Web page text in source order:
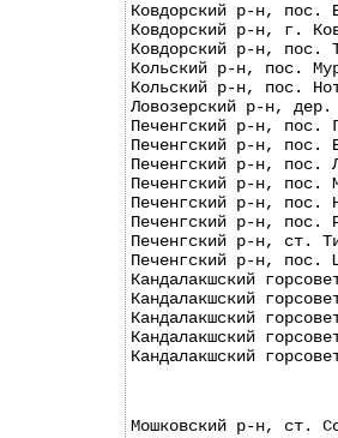
Ковдорский р-н,
Ковдорский р-н,
Ковдорский р-н,
Кольский р-н,
Кольский р-н,
Ловозерский р-н,
Печенгский р-н,
Печенгский р-н,
Печенгский р-н,
Печенгский р-н,
Печенгский р-н,
Печенгский р-н,
Печенгский р-н,
Печенгский р-н,
Кандалакшский
Кандалакшский
Кандалакшский
Кандалакшский
Кандалакшский
Мошковский р-н, ст.